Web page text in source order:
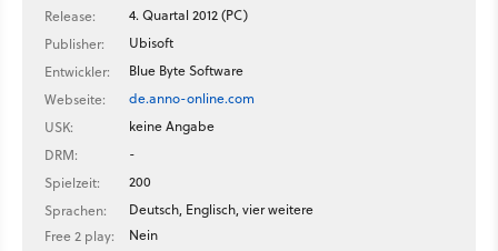
Release:
4. Quartal 2012 (PC)
Publisher:
Ubisoft
Entwickler:
Blue Byte Software
Webseite:
de.anno-online.com
USK:
keine Angabe
DRM:
-
Spielzeit:
200
Sprachen:
Deutsch, Englisch, vier weitere
Free 2 play:
Nein